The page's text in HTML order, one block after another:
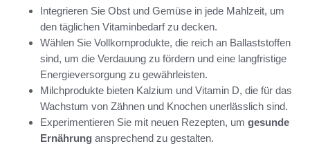
Integrieren Sie Obst und Gemüse in jede Mahlzeit, um
den täglichen Vitaminbedarf zu decken.
Wählen Sie Vollkornprodukte, die reich an Ballaststoffen
sind, um die Verdauung zu fördern und eine langfristige
Energieversorgung zu gewährleisten.
Milchprodukte bieten Kalzium und Vitamin D, die für das
Wachstum von Zähnen und Knochen unerlässlich sind.
Experimentieren Sie mit neuen Rezepten, um gesunde
Ernährung ansprechend zu gestalten.